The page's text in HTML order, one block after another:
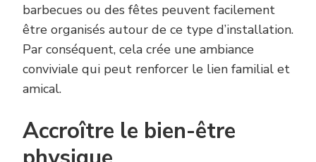
barbecues ou des fêtes peuvent facilement
être organisés autour de ce type d’installation.
Par conséquent, cela crée une ambiance
conviviale qui peut renforcer le lien familial et
amical.
Accroître le bien-être